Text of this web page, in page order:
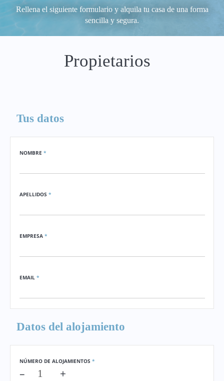
Rellena el siguiente formulario y alquila tu casa de una forma
sencilla y segura.
Propietarios
Tus datos
NOMBRE *
APELLIDOS *
EMPRESA *
EMAIL *
Datos del alojamiento
NÚMERO DE ALOJAMIENTOS *
– +